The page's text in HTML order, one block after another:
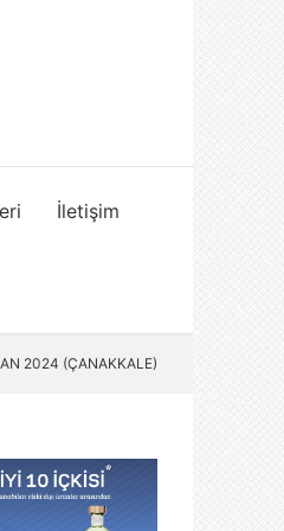
İletişim
2024 (ÇANAKKALE)